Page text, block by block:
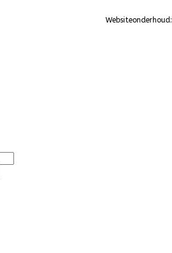
Websiteonderhoud: